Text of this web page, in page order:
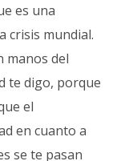
es una
crisis mundial.
manos del
te digo, porque
el
en cuanto a
se te pasan